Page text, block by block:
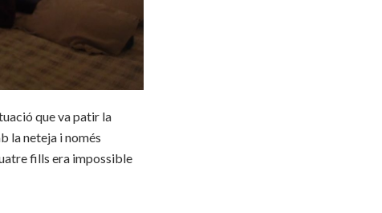
que va patir la
la neteja i només
fills era impossible